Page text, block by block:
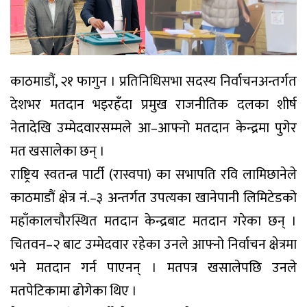
काठमाडौं, २१ फागुन । प्रतिनिधिसभा सदस्य निर्वाचनअन्तर्गत
देशभर मतदान भइरहँदा प्रमुख राजनीतिक दलका शीर्ष
नेतादेखि उम्मेदवारसम्मले आ–आफ्नो मतदान केन्द्रमा पुगेर
मत खसालेका छन् ।
राष्ट्रिय स्वतन्त्र पार्टी (रास्वपा) का सभापति रवि लामिछानेले
काठमाडौं क्षेत्र नं.–३ अन्तर्गत उपत्यका खानेपानी लिमिटेडको
महाँकालचौरस्थित मतदान केन्द्रबाट मतदान गरेका छन् ।
चितवन–२ बाट उम्मेदवार रहेका उनले आफ्नो निर्वाचन क्षेत्रमा
भने मतदान गर्न पाएनन् । मतपत्र खसालेपछि उनले
मतपेटिकामा ढोगेका थिए ।